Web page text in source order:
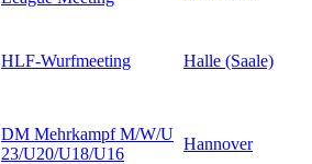
HLF-Wurfmeeting Halle (Saale)
DM Mehrkampf M/W/U
23/U20/U18/U16
Hannover